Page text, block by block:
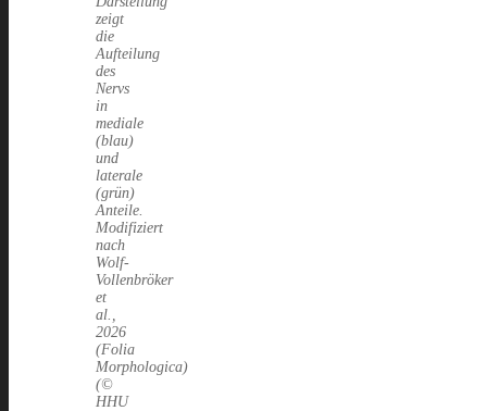
zeigt
die
Aufteilung
des
Nervs
in
mediale
(blau)
und
laterale
(grün)
Anteile.
Modifiziert
nach
Wolf-
Vollenbröker
et
al.,
2026
(Folia
Morphologica)
(©
HHU